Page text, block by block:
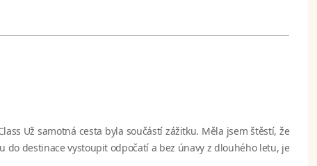
Už samotná cesta byla součástí zážitku. Měla jsem štěstí, že
do destinace vystoupit odpočatí a bez únavy z dlouhého letu, je